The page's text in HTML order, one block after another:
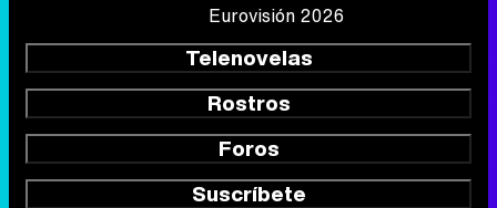
Eurovisión 2026
Telenovelas
Rostros
Foros
Suscríbete